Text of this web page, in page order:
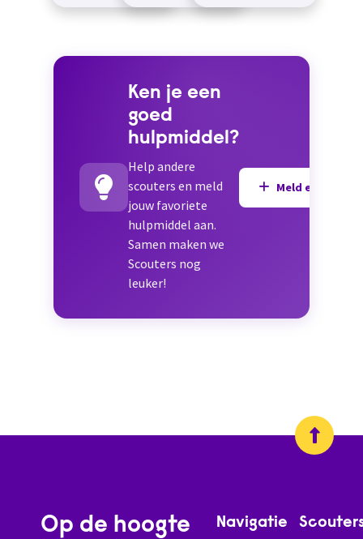
slechts 1 hand...
Ken je een
goed
hulpmiddel?
Help andere
scouters en meld
jouw favoriete
hulpmiddel aan.
Samen maken we
Scouters nog
leuker!
Meld een
Op de hoogte
Navigatie